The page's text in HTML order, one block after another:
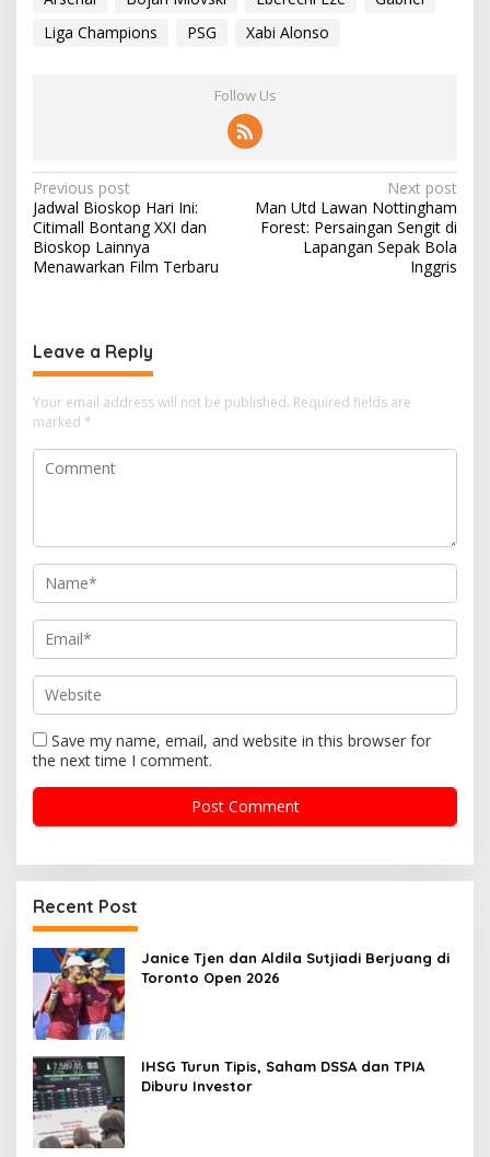
Liga Champions
PSG Xabi Alonso
Follow Us
P
o
s
a
v
i
g
a
o
n
Previous post
Jadwal Bioskop Hari Ini:
Citimall Bontang XXI dan
Bioskop Lainnya
Menawarkan Film Terbaru
Next post
Man Utd Lawan Nottingham
Forest: Persaingan Sengit di
Lapangan Sepak Bola
Inggris
Leave a Reply
Your email address will not be published. Required fields are
marked *
Save my name, email, and website in this browser for
the next time I comment.
Recent Post
Janice Tjen dan Aldila Sutjiadi Berjuang di
Toronto Open 2026
IHSG Turun Tipis, Saham DSSA dan TPIA
Diburu Investor